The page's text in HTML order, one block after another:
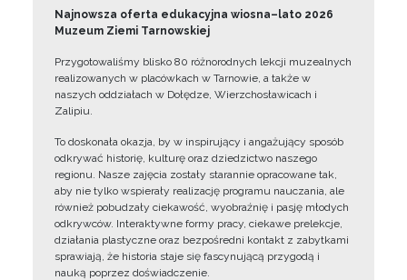
Najnowsza oferta edukacyjna wiosna–lato 2026
Muzeum Ziemi Tarnowskiej
Przygotowaliśmy blisko 80 różnorodnych lekcji muzealnych
realizowanych w placówkach w Tarnowie, a także w
naszych oddziałach w Dołędze, Wierzchosławicach i
Zalipiu.
To doskonała okazja, by w inspirujący i angażujący sposób
odkrywać historię, kulturę oraz dziedzictwo naszego
regionu. Nasze zajęcia zostały starannie opracowane tak,
aby nie tylko wspierały realizację programu nauczania, ale
również pobudzały ciekawość, wyobraźnię i pasję młodych
odkrywców. Interaktywne formy pracy, ciekawe prelekcje,
działania plastyczne oraz bezpośredni kontakt z zabytkami
sprawiają, że historia staje się fascynującą przygodą i
nauką poprzez doświadczenie.